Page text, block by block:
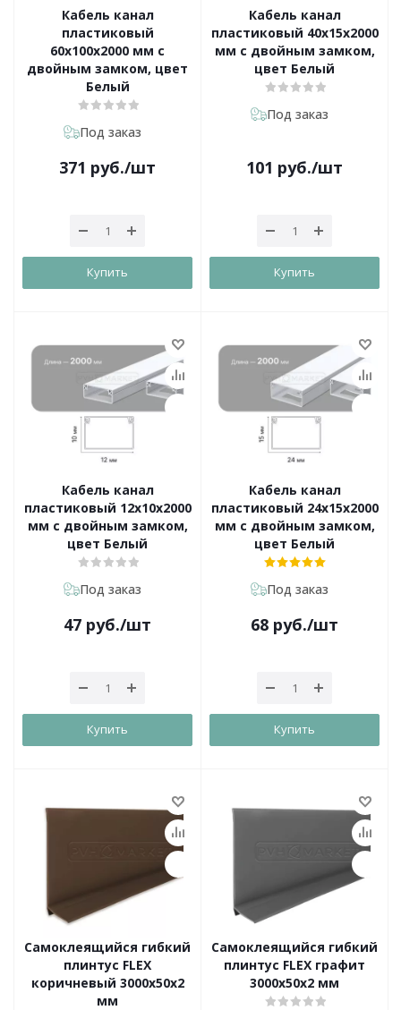
Кабель канал
пластиковый
60х100х2000 мм с
двойным замком, цвет
Белый
Под заказ
371 руб./шт
Купить
Кабель канал
пластиковый 40х15х2000
мм с двойным замком,
цвет Белый
Под заказ
101 руб./шт
Купить
Кабель канал
пластиковый 12х10х2000
мм с двойным замком,
цвет Белый
Под заказ
47 руб./шт
Купить
Кабель канал
пластиковый 24х15х2000
мм с двойным замком,
цвет Белый
Под заказ
68 руб./шт
Купить
Самоклеящийся гибкий
плинтус FLEX
коричневый 3000х50х2
мм
Самоклеящийся гибкий
плинтус FLEX графит
3000х50х2 мм